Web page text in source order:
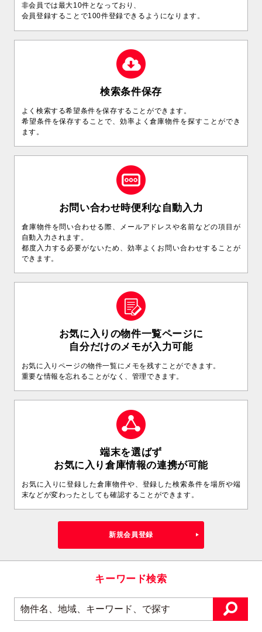
非会員では最大10件となっており、
会員登録することで100件登録できるようになります。
検索条件保存
よく検索する希望条件を保存することができます。
希望条件を保存することで、効率よく倉庫物件を探すことができ
ます。
お問い合わせ時便利な自動入力
倉庫物件を問い合わせる際、メールアドレスや名前などの項目が
自動入力されます。
都度入力する必要がないため、効率よくお問い合わせすることが
できます。
お気に入りの物件一覧ページに
自分だけのメモが入力可能
お気に入りページの物件一覧にメモを残すことができます。
重要な情報を忘れることがなく、管理できます。
端末を選ばず
お気に入り倉庫情報の連携が可能
お気に入りに登録した倉庫物件や、登録した検索条件を場所や端
末などが変わったとしても確認することができます。
新規会員登録
キーワード検索